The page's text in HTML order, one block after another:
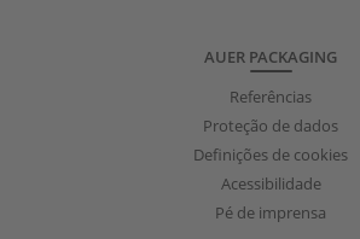
AUER PACKAGING
Referências
Proteção de dados
Definições de cookies
Acessibilidade
Pé de imprensa